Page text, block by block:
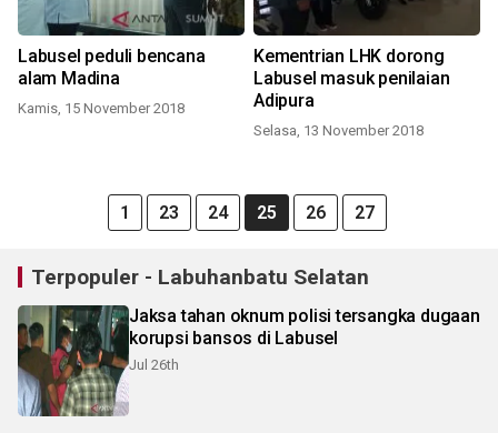
Labusel peduli bencana
alam Madina
Kamis, 15 November 2018
Kementrian LHK dorong
Labusel masuk penilaian
Adipura
Selasa, 13 November 2018
1 23 24 25 26 27
Terpopuler - Labuhanbatu Selatan
Jaksa tahan oknum polisi tersangka dugaan
korupsi bansos di Labusel
Jul 26th